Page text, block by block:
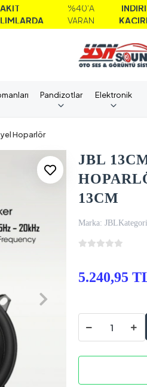
VARAN
İNDİRİMLERİ
KAÇIRMAYIN!
Pandizotlar Elektronik
Hoparlör
JBL
13CM
Marka: JBL
5.240,95